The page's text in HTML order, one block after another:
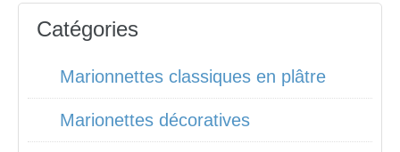
Catégories
Marionnettes classiques en plâtre
Marionettes décoratives